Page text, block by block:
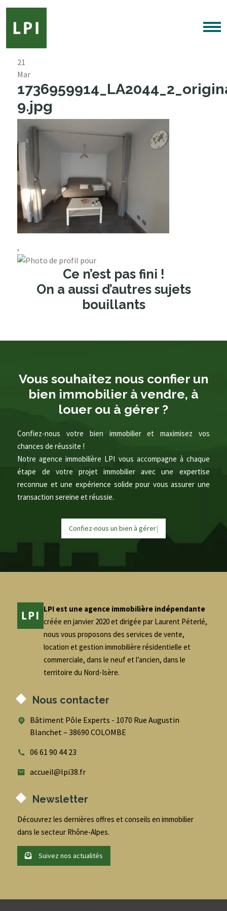
21
Mar
9.jpg
,
Ce n’est pas fini !
On a aussi d’autres sujets
bouillants
Vous souhaitez nous confier un
bien immobilier à vendre, à
louer ou à gérer ?
Confiez-nous votre bien immobilier et maximisez vos
chances de réussite !
Notre agence immobilière LPI vous accompagne à chaque
étape de votre projet immobilier avec une expertise
reconnue et une expérience solide pour vous assurer une
transaction sereine et réussie.
Confiez-nous un bien à gérer|
LPI est une agence immobilière indépendante
créée en janvier 2020 et dirigée par Laurent Péterlé,
nous vous proposons des services de vente,
location et gestion immobilière résidentielle et
commerciale, dans le neuf et l’ancien, dans le
territoire du Nord-Isère.
Nous contacter
Bâtiment Pôle Experts - 1070 Rue Augustin
Blanchet – 38690 COLOMBE
06 61 90 44 23
accueil@lpi38.fr
Newsletter
Découvrez les dernières offres et conseils en immobilier
dans le secteur Rhône-Alpes.
Suivez nos actualités